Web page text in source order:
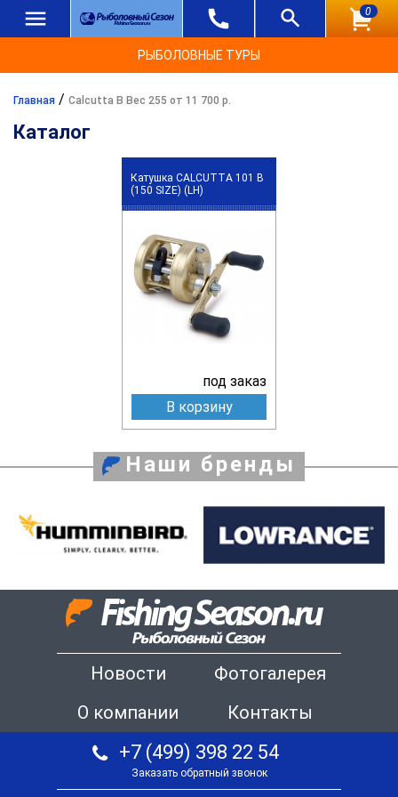
0
РЫБОЛОВНЫЕ ТУРЫ
Главная / Calcutta B Вес 255 от 11 700 р.
Каталог
Катушка CALCUTTA 101 B
(150 SIZE) (LH)
под заказ
В корзину
Наши бренды
Новости
Фотогалерея
О компании
Контакты
+7 (499) 398 22 54
Заказать обратный звонок